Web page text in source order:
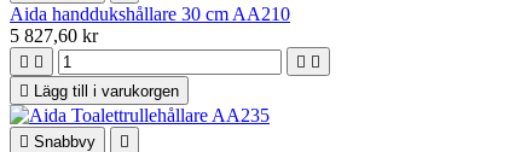
Aida handdukshållare 30 cm AA210
5 827,60 kr
   
 Lägg till i varukorgen
 Snabbvy 